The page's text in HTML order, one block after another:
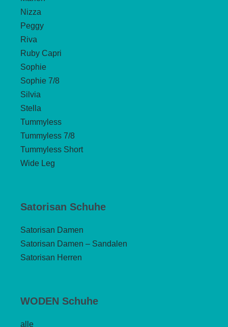
Nizza
Peggy
Riva
Ruby Capri
Sophie
Sophie 7/8
Silvia
Stella
Tummyless
Tummyless 7/8
Tummyless Short
Wide Leg
Satorisan Schuhe
Satorisan Damen
Satorisan Damen – Sandalen
Satorisan Herren
WODEN Schuhe
alle